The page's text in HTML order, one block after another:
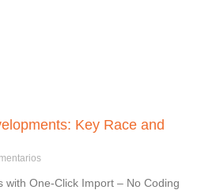
Key Race and
with One-Click Import – No Coding